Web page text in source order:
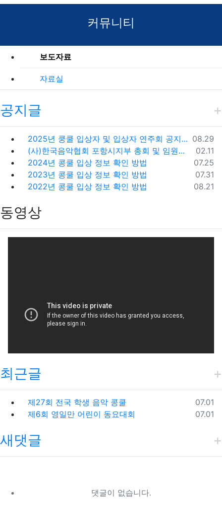
커뮤니티
보도자료
자료실
공지글
등록일
08.29
2025년 쿵쿨 입상자 및 입상자 연주회 공지사항
등록일
02.11
(사)한국음악협회 포항시지부 총회 및 임원개선공고
등록일
07.25
2024년 콩쿨 입상 정보 확인 방법
등록일
07.31
2023년 콩쿨 입상 정보 확인 방법
등록일
08.21
2022년 콩쿨 입상 정보 확인 방법
동영상
최근글
등록일
07.01
제27회 전국 학생 음악 콩쿨
등록일
07.01
제6회 영일만 어린이 동요대회
새댓글
댓글이 없습니다.